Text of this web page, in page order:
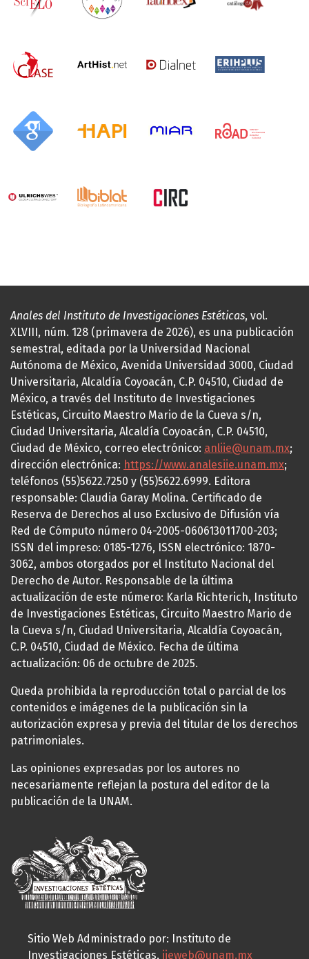
Anales del Instituto de Investigaciones Estéticas, vol.
XLVIII, núm. 128 (primavera de 2026), es una publicación
semestral, editada por la Universidad Nacional
Autónoma de México, Avenida Universidad 3000, Ciudad
Universitaria, Alcaldía Coyoacán, C.P. 04510, Ciudad de
México, a través del Instituto de Investigaciones
Estéticas, Circuito Maestro Mario de la Cueva s/n,
Ciudad Universitaria, Alcaldía Coyoacán, C.P. 04510,
Ciudad de México, correo electrónico: anliie@unam.mx;
dirección electrónica: https://www.analesiie.unam.mx;
teléfonos (55)5622.7250 y (55)5622.6999. Editora
responsable: Claudia Garay Molina. Certificado de
Reserva de Derechos al uso Exclusivo de Difusión vía
Red de Cómputo número 04-2005-060613011700-203;
ISSN del impreso: 0185-1276, ISSN electrónico: 1870-
3062, ambos otorgados por el Instituto Nacional del
Derecho de Autor. Responsable de la última
actualización de este número: Karla Richterich, Instituto
de Investigaciones Estéticas, Circuito Maestro Mario de
la Cueva s/n, Ciudad Universitaria, Alcaldía Coyoacán,
C.P. 04510, Ciudad de México. Fecha de última
actualización: 06 de octubre de 2025.
Queda prohibida la reproducción total o parcial de los
contenidos e imágenes de la publicación sin la
autorización expresa y previa del titular de los derechos
patrimoniales.
Las opiniones expresadas por los autores no
necesariamente reflejan la postura del editor de la
publicación de la UNAM.
Sitio Web Administrado por: Instituto de
Investigaciones Estéticas, iieweb@unam.mx